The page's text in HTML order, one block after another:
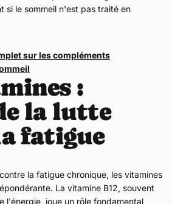
si le sommeil n'est pas traité en
sur les compléments
:
la lutte
fatigue
la fatigue chronique, les vitamines
La vitamine B12, souvent
l'énergie, joue un rôle fondamental